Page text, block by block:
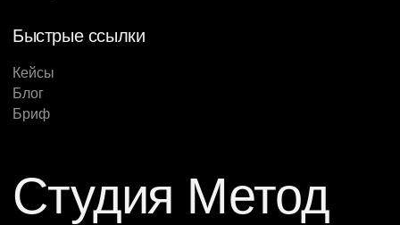
Быстрые ссылки
Кейсы
Блог
Бриф
Студия Метод